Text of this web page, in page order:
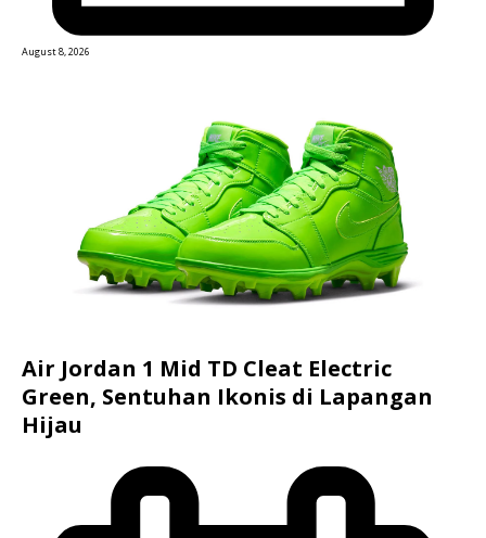
August 8, 2026
Air Jordan 1 Mid TD Cleat Electric
Green, Sentuhan Ikonis di Lapangan
Hijau